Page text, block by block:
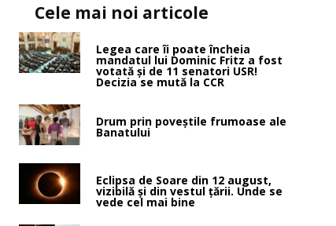
Cele mai noi articole
Legea care îi poate încheia
mandatul lui Dominic Fritz a fost
votată și de 11 senatori USR!
Decizia se mută la CCR
Drum prin poveştile frumoase ale
Banatului
Eclipsa de Soare din 12 august,
vizibilă și din vestul țării. Unde se
vede cel mai bine